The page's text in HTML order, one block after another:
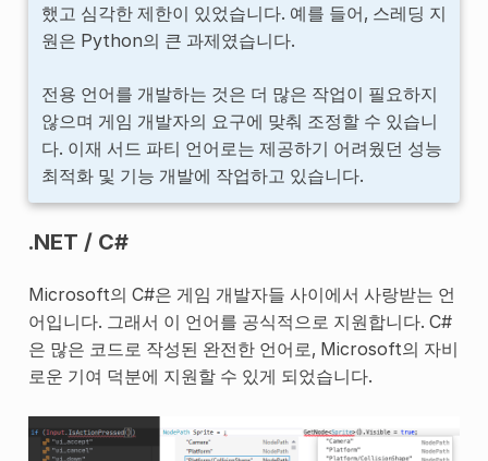
했고 심각한 제한이 있었습니다. 예를 들어, 스레딩 지
원은 Python의 큰 과제였습니다.
전용 언어를 개발하는 것은 더 많은 작업이 필요하지
않으며 게임 개발자의 요구에 맞춰 조정할 수 있습니
다. 이재 서드 파티 언어로는 제공하기 어려웠던 성능
최적화 및 기능 개발에 작업하고 있습니다.
.NET / C#
Microsoft의 C#은 게임 개발자들 사이에서 사랑받는 언
어입니다. 그래서 이 언어를 공식적으로 지원합니다. C#
은 많은 코드로 작성된 완전한 언어로, Microsoft의 자비
로운 기여 덕분에 지원할 수 있게 되었습니다.